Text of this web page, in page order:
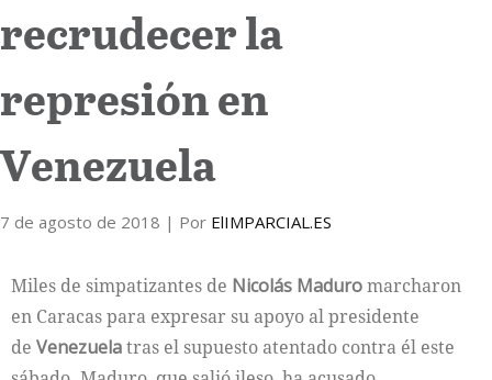
Cultura
recrudecer la
represión en
Venezuela
7 de agosto de 2018 | Por ElIMPARCIAL.ES
Miles de simpatizantes de Nicolás Maduromarcharon
en Caracas para expresar su apoyo al presidente
de Venezuelatras el supuesto atentado contra él este